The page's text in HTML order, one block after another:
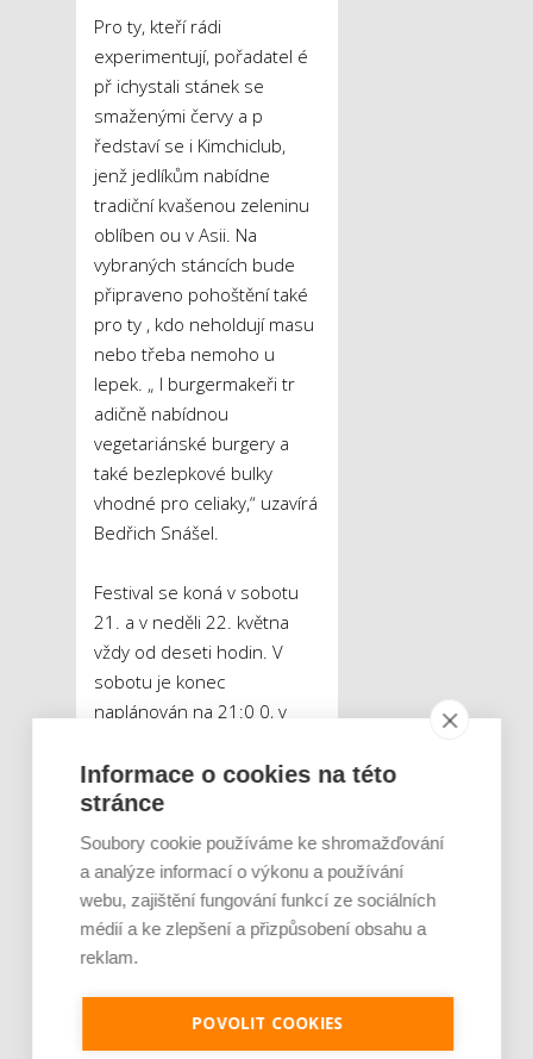
Pro ty, kteří rádi
experimentují, pořadatel é
př ichystali stánek se
smaženými červy a p
ředstaví se i Kimchiclub,
jenž jedlíkům nabídne
tradiční kvašenou zeleninu
oblíben ou v Asii. Na
vybraných stáncích bude
připraveno pohoštění také
pro ty , kdo neholdují masu
nebo třeba nemoho u
lepek. „ I burgermakeři tr
adičně nabídnou
vegetariánské burgery a
také bezlepkové bulky
vhodné pro celiaky,“ uzavírá
Bedřich Snášel.
Festival se koná v sobotu
21. a v neděli 22. května
vždy od deseti hodin. V
sobotu je konec
naplánován na 21:0 0, v
je zdarma.
Tweet
ŠTÍTKY : akce
festival
Galerie Vaňkovka
Brno
Informace o cookies na této
stránce
Soubory cookie používáme ke shromažďování
a analýze informací o výkonu a používání
webu, zajištění fungování funkcí ze sociálních
médií a ke zlepšení a přizpůsobení obsahu a
reklam.
POVOLIT COOKIES